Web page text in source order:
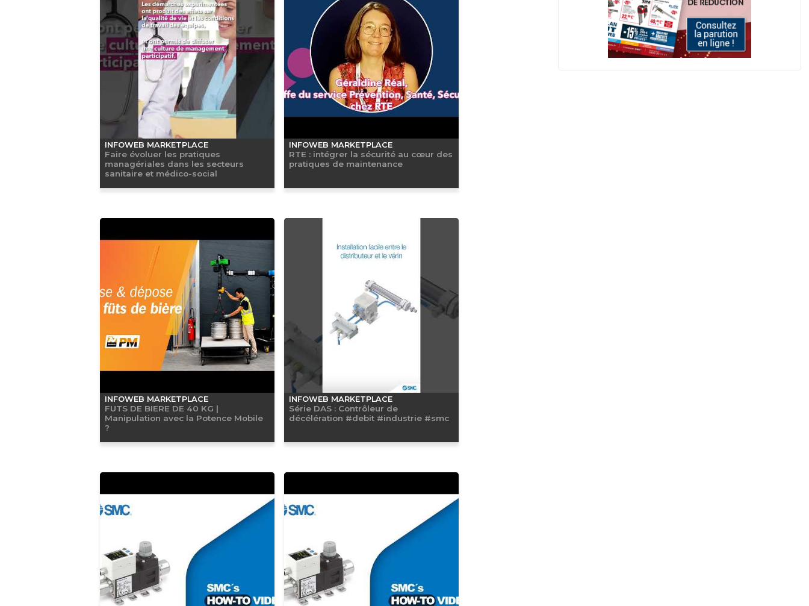
INFOWEB MARKETPLACE
Faire évoluer les pratiques
managériales dans les secteurs
sanitaire et médico-social
INFOWEB MARKETPLACE
RTE : intégrer la sécurité au cœur des
pratiques de maintenance
INFOWEB MARKETPLACE
FUTS DE BIERE DE 40 KG |
Manipulation avec la Potence Mobile
?
INFOWEB MARKETPLACE
Série DAS : Contrôleur de
décélération #debit #industrie #smc